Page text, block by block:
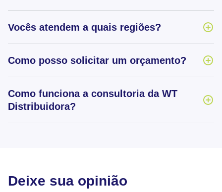
Vocês atendem a quais regiões?
Como posso solicitar um orçamento?
Como funciona a consultoria da WT
Distribuidora?
Deixe sua opinião